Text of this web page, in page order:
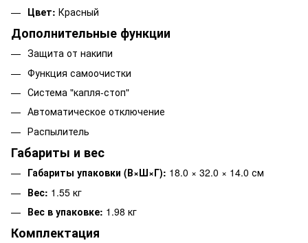
Цвет: Красный
Дополнительные функции
Защита от накипи
Функция самоочистки
Система "капля-стоп"
Автоматическое отключение
Распылитель
Габариты и вес
Габариты упаковки (В×Ш×Г): 18.0 × 32.0 × 14.0 см
Вес: 1.55 кг
Вес в упаковке: 1.98 кг
Комплектация